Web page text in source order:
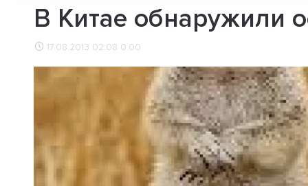
В Китае обнаружили
17.08.2013 02:08 0.00